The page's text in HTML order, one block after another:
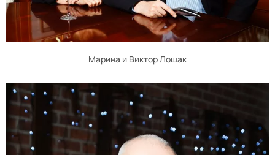
Марина и Виктор Лошак